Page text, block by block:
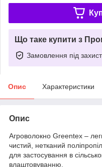
Що таке купити з
Замовлення під
Опис Характеристики
Опис
Агроволокно Greentex –
чистий, нетканий
для застосування в
влаштовуванню.